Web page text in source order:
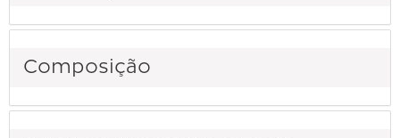
Composição